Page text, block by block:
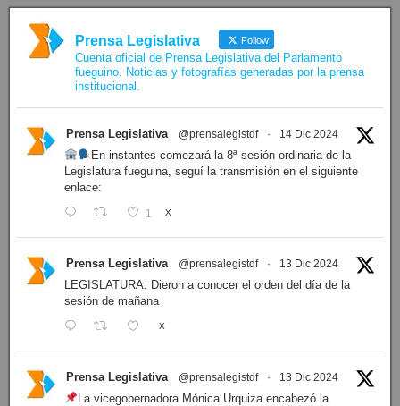
Prensa Legislativa Follow
Cuenta oficial de Prensa Legislativa del Parlamento
fueguino. Noticias y fotografías generadas por la prensa
institucional.
Prensa Legislativa @prensalegistdf · 14 Dic 2024
En instantes comezará la 8ª sesión ordinaria de la
Legislatura fueguina, seguí la transmisión en el siguiente
enlace:
1 X
Prensa Legislativa @prensalegistdf · 13 Dic 2024
LEGISLATURA: Dieron a conocer el orden del día de la
sesión de mañana
X
Prensa Legislativa @prensalegistdf · 13 Dic 2024
La vicegobernadora Mónica Urquiza encabezó la